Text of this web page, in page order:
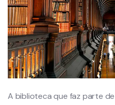
A biblioteca que faz parte